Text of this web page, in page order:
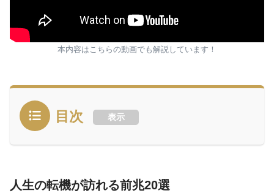
本内容はこちらの動画でも解説しています！
目次 表示
人生の転機が訪れる前兆20選